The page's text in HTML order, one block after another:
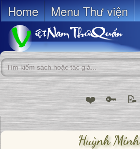
Home Menu Thư viện
❤️ 🔑 📝
Huỳnh Minh